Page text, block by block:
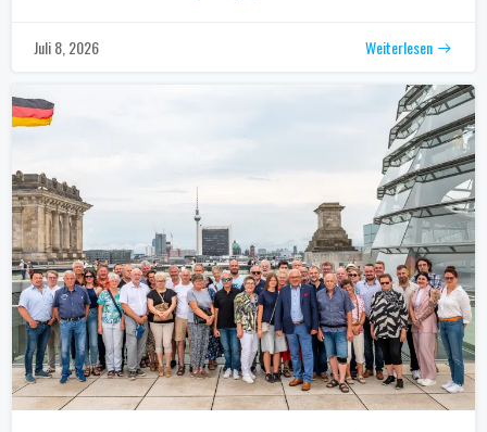
Juli 8, 2026 Weiterlesen